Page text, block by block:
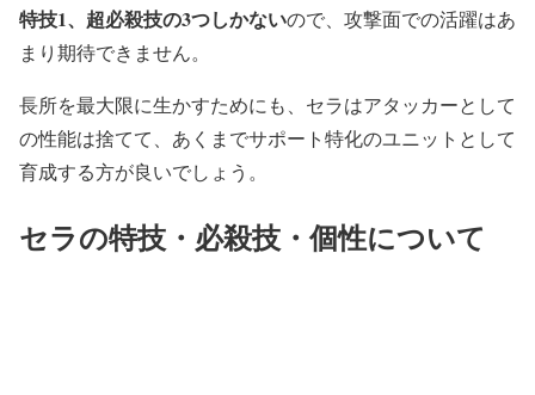
特技1、超必殺技の3つしかないので、攻撃面での活躍はあ
まり期待できません。
長所を最大限に生かすためにも、セラはアタッカーとして
の性能は捨てて、あくまでサポート特化のユニットとして
育成する方が良いでしょう。
セラの特技・必殺技・個性について